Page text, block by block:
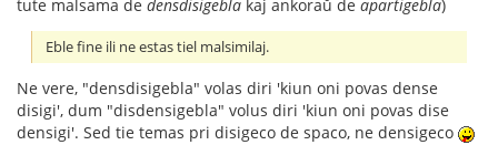
tute malsama de densdisigebla kaj ankoraŭ de apartigebla)
Eble fine ili ne estas tiel malsimilaj.
Ne vere, "densdisigebla" volas diri 'kiun oni povas dense
disigi', dum "disdensigebla" volus diri 'kiun oni povas dise
densigi'. Sed tie temas pri disigeco de spaco, ne densigeco